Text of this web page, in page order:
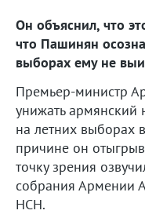
Он объяснил, что
что Пашинян
выборах ему не
Премьер-министр
унижать армянский
на летних выборах
причине он
точку зрения
собрания Армении
НСН.